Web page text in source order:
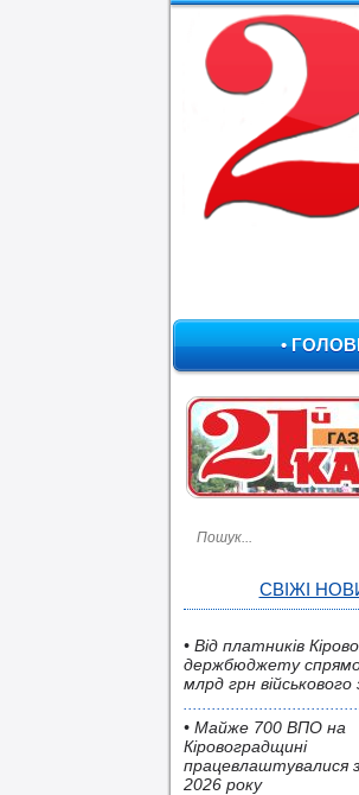
•
СВІЖІ
• Від платників
держбюджету
млрд грн військового
• Майже 700 ВПО на
Кіровоградщині
працевлаштувалися
2026 року